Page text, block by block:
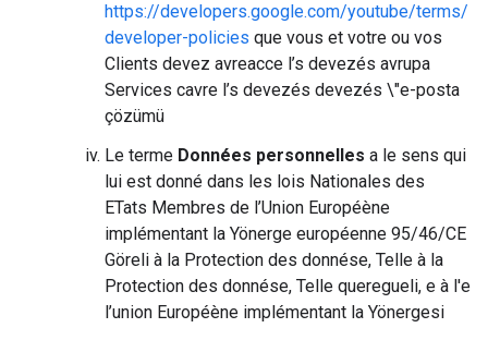
https://developers.google.com/youtube/terms/
developer-policies que vous et votre ou vos
Clients devez avreacce l’s devezés avrupa
Services cavre l’s devezés devezés \"e-posta
çözümü
Le terme Données personnelles a le sens qui
lui est donné dans les lois Nationales des
ETats Membres de l’Union Européène
implémentant la Yönerge européenne 95/46/CE
Göreli à la Protection des donnése, Telle à la
Protection des donnése, Telle queregueli, e à l'e
l’union Européène implémentant la Yönergesi